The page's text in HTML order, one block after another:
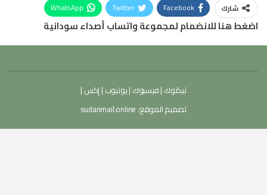
شارك Facebook
Twitter
WhatsApp
اضغط هنا للانضمام لمجموعة واتساب أصداء سودانية
تيكتوك |فيسبوك |يوتيوب |إكس |
تصميم الموقع: sudanmail.online